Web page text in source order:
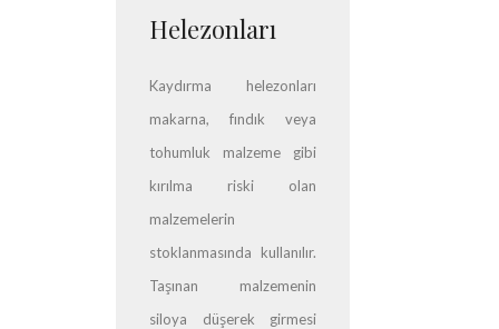
Helezonları
Kaydırma helezonları
makarna, fındık veya
tohumluk malzeme gibi
kırılma riski olan
malzemelerin
stoklanmasında kullanılır.
Taşınan malzemenin
siloya düşerek girmesi